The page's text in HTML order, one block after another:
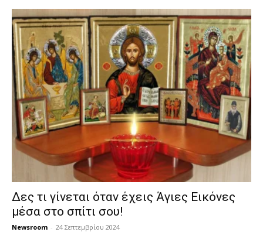
Δες τι γίνεται όταν έχεις Άγιες Εικόνες
μέσα στο σπίτι σου!
Newsroom - 24 Σεπτεμβρίου 2024